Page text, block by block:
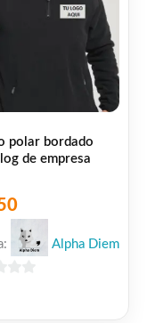
polar bordado
de empresa
Alpha Diem